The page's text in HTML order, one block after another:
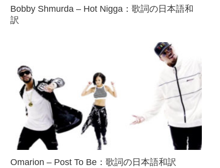
Bobby Shmurda – Hot Nigga：歌詞の日本語和
訳
Omarion – Post To Be：歌詞の日本語和訳